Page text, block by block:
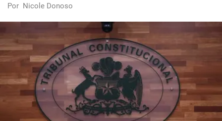
Por Nicole Donoso